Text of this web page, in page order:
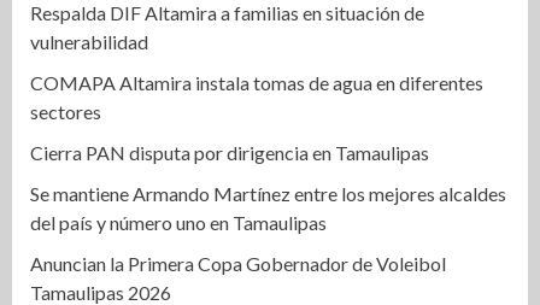
Respalda DIF Altamira a familias en situación de
vulnerabilidad
COMAPA Altamira instala tomas de agua en diferentes
sectores
Cierra PAN disputa por dirigencia en Tamaulipas
Se mantiene Armando Martínez entre los mejores alcaldes
del país y número uno en Tamaulipas
Anuncian la Primera Copa Gobernador de Voleibol
Tamaulipas 2026